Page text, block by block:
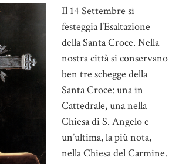
Il 14 Settembre si
festeggia l’Esaltazione
della Santa Croce. Nella
nostra città si conservano
ben tre schegge della
Santa Croce: una in
Cattedrale, una nella
Chiesa di S. Angelo e
un’ultima, la più nota,
nella Chiesa del Carmine.